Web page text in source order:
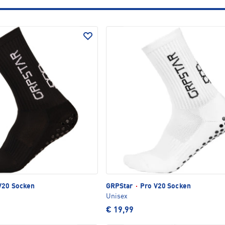
Socken GRPStar ·
Pro V20 Socken
Unisex
€ 19,99